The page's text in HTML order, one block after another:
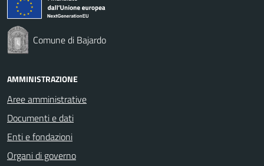
Comune di Bajardo
AMMINISTRAZIONE
Aree amministrative
Documenti e dati
Enti e fondazioni
Organi di governo